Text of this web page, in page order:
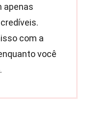
apenas
com a
você